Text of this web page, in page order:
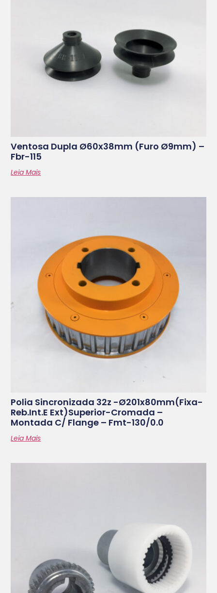
Ventosa Dupla Ø60x38mm (furo Ø9mm) –
Fbr-115
Leia Mais
Polia Sincronizada 32z -ø201x80mm(fixa-
Reb.int.e Ext)superior-Cromada –
Montada C/ Flange – Fmt-130/0.0
Leia Mais